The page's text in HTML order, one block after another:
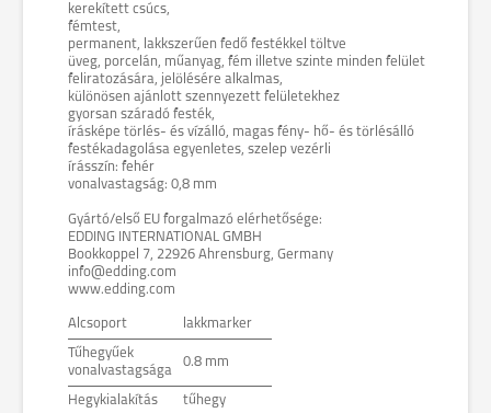
kerekített csúcs,
fémtest,
permanent, lakkszerűen fedő festékkel töltve
üveg, porcelán, műanyag, fém illetve szinte minden felület
feliratozására, jelölésére alkalmas,
különösen ajánlott szennyezett felületekhez
gyorsan száradó festék,
írásképe törlés- és vízálló, magas fény- hő- és törlésálló
festékadagolása egyenletes, szelep vezérli
írásszín: fehér
vonalvastagság: 0,8 mm
Gyártó/első EU forgalmazó elérhetősége:
EDDING INTERNATIONAL GMBH
Bookkoppel 7, 22926 Ahrensburg, Germany
info@edding.com
www.edding.com
Alcsoport lakkmarker
Tűhegyűek
vonalvastagsága
0.8 mm
Hegykialakítás tűhegy